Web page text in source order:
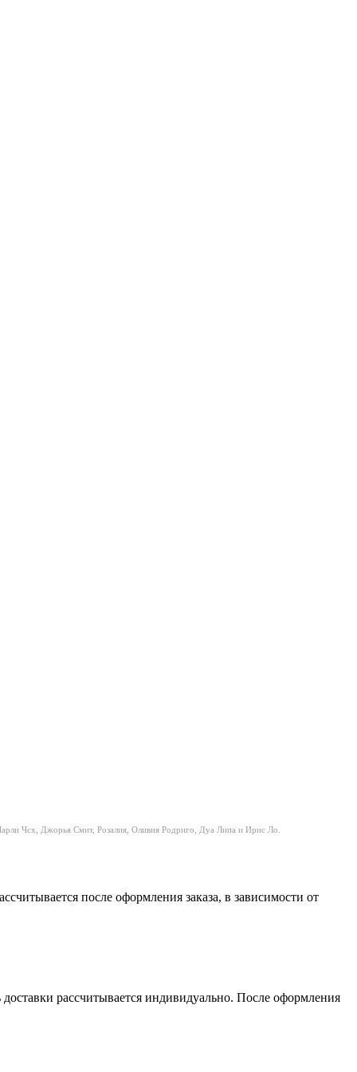
Чcx, Джорья Смит, Розалия, Оливия Родриго, Дуа Липа и Ирис Ло.
после оформления заказа, в зависимости от
рассчитывается индивидуально. После оформления